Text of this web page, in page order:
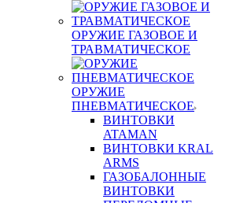
ОРУЖИЕ ГАЗОВОЕ И
ТРАВМАТИЧЕСКОЕ
ОРУЖИЕ
ПНЕВМАТИЧЕСКОЕ
ВИНТОВКИ
ATAMAN
ВИНТОВКИ KRAL
ARMS
ГАЗОБАЛОННЫЕ
ВИНТОВКИ